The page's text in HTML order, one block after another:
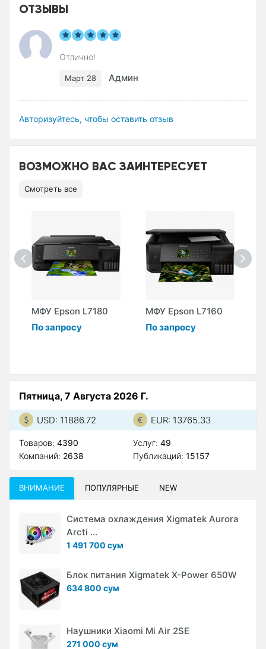
ОТЗЫВЫ
Отлично!
Март 28 Админ
Авторизуйтесь, чтобы оставить отзыв
ВОЗМОЖНО ВАС ЗАИНТЕРЕСУЕТ
Смотреть все
МФУ Epson L7180
По запросу
МФУ Epson L7160
По запросу
Пятница, 7 Августа 2026 Г.
USD: 11886.72 EUR: 13765.33
Товаров: 4390
Компаний: 2638
Услуг: 49
Публикаций: 15157
ВНИМАНИЕ ПОПУЛЯРНЫЕ NEW
Система охлаждения Xigmatek Aurora
Arcti ...
1 491 700 сум
Блок питания Xigmatek X-Power 650W
634 800 сум
Наушники Xiaomi Mi Air 2SE
271 000 сум